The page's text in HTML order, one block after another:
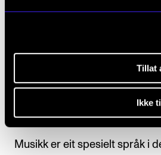
Tillat
Ikke
dei må (etter å ha betalt dyre
applaudere mellom satsane,
er ei felles, menneskeleg
sjanger.
Musikk er eit spesielt språk i